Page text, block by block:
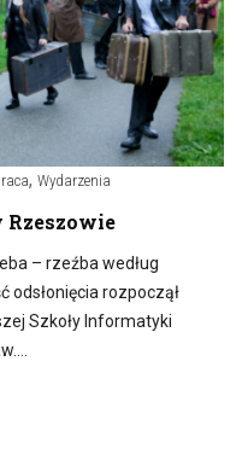
, Wydarzenia
Rzeszowie
– rzeźba według
odsłonięcia rozpoczął
Szkoły Informatyki